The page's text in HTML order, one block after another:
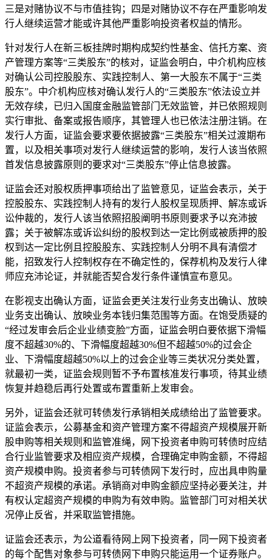
三是对赌协议不与市值挂钩；四是对赌协议不存在严重影响发
行人继续运营才能或许其他严重影响投资者权益的情形。
针对发行人在新三板挂牌时期构成契约性基金、信托方案、资
产管理方案等“三类股东”的核对，证监会明白，中介机构应核
对确认公司控股股东、实践控制人、第一大股东不属于“三类
股东”。中介机构应核对确认发行人的“三类股东”依法设立并
无效存续，已归入国度金融监管部门无效监管，并已依照规则
实行审批、备案或报告顺序，其管理人也已依法注册注销。在
发行人方面，证监会要求要依据披露“三类股东”相关过渡期布
置，以及相关事项对发行人继续运营的影响，发行人该当依照
首发信息披露原则的要求对“三类股东”停止信息披露。
证监会还对股权质押事项给出了监管意见，证监会表示，关于
控股股东、实践控制人持有的发行人股权呈现质押、解冻或诉
讼仲裁的，发行人该当依照招股阐明书原则要求予以充沛披
露；关于被解冻或诉讼纠纷的股权到达一定比例或被质押的股
权到达一定比例且控股股东、实践控制人分明不具有清偿才
能，招致发行人控制权存在不确定性的，保荐机构及发行人律
师应充沛论证，并就能否契合发行条件谨慎宣布意见。
在影视支出确认方面，证监会更关注发行业务支出确认、放映
业务支出确认、放映业务本钱归集范围等方面。在饱受质疑的
“经过发审会后企业业绩变脸”方面，证监会明白要依据下滑幅
度不超越30%的、下滑幅度超越30%但不超越50%的过会企
业、下滑幅度超越50%以上的过会企业等三类状况分类处置，
就最初一类，证监会规则暂不予布置核准发行事项，待其业绩
恢复并趋稳后再行处置或布置重新上发审会。
另外，证监会还就可转债发行承销相关成绩给出了监管要求。
证监会表示，公募基金和资产管理方案不得超资产规模展开新
股申购等相关规则和监管准绳，网下投资者申购可转债时应结
合行业监管要求及相应资产规模，合理确定申购金额，不得超
资产规模申购。投资者参与可转债网下发行时，应出具申购量
不超资产规模的承诺。承销商对申购金额应坚持必要关注，并
有权认定超资产规模的申购为有效申购。监管部门可对相关状
况停止反省，并采取监管措施。
证监会还表示，为公道看待网上网下投资者，同一网下投资者
的每个配售对象参与可转债网下申购只能运用一个证券账户。